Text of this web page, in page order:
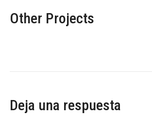
Other Projects
Deja una respuesta